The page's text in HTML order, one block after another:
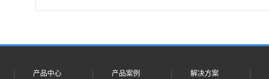
产品中心 产品案例 解决方案